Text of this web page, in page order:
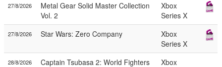
27/8/2026
Metal Gear Solid Master Collection
Vol. 2
Xbox
Series X
27/8/2026 Star Wars: Zero Company
Xbox
Series X
28/8/2026 Captain Tsubasa 2: World Fighters
Xbox